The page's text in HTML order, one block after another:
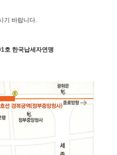
기 바랍니다.
호 한국납세자연맹